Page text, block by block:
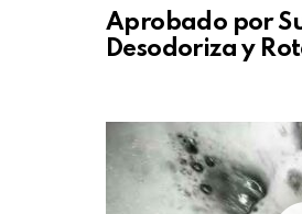
Aprobado por
Desodoriza y